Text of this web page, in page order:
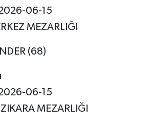
06-15
MEZARLIĞI
(68)
06-15
MEZARLIĞI